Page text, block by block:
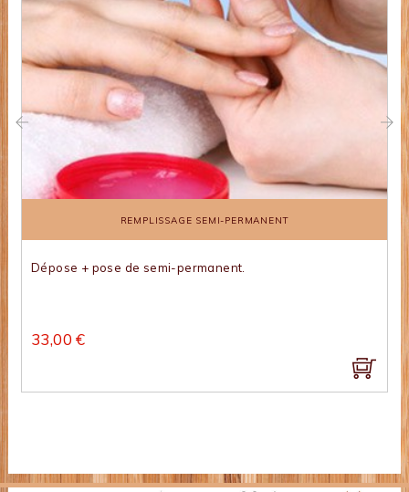
REMPLISSAGE SEMI-PERMANENT
Dépose + pose de semi-permanent.
33,00 €